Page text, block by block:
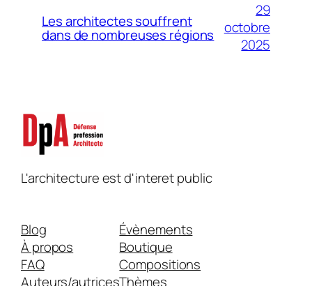
Les architectes souffrent
dans de nombreuses régions
29
octobre
2025
L'architecture est d'interet public
Blog
À propos
FAQ
Auteurs/autrices
Évènements
Boutique
Compositions
Thèmes